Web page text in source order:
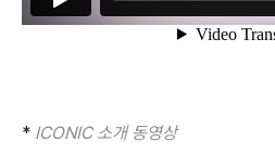
* ICONIC 소개 동영상